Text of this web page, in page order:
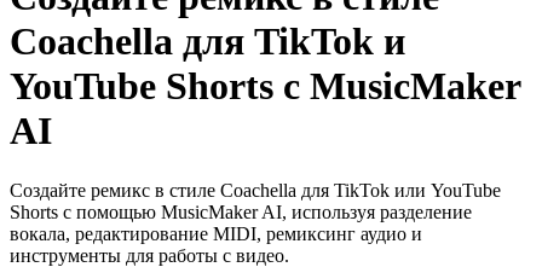
Coachella для TikTok и
YouTube Shorts с MusicMaker
AI
Создайте ремикс в стиле Coachella для TikTok или YouTube
Shorts с помощью MusicMaker AI, используя разделение
вокала, редактирование MIDI, ремиксинг аудио и
инструменты для работы с видео.